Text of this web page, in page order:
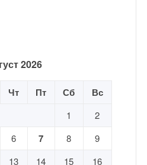
2026
Чт Пт Сб Вс
1
2
6 7 8
9
13 14 15
16